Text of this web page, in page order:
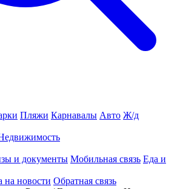
Пляжи Карнавалы Авто Ж/д
и документы Мобильная связь Еда и
на новости Обратная связь